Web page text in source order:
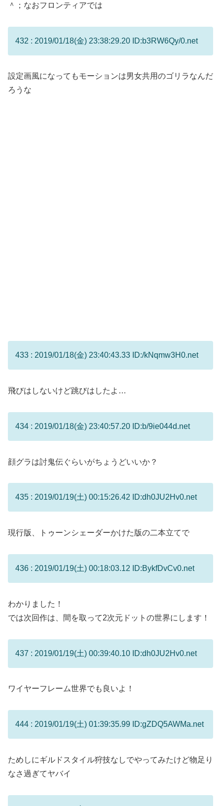
＾；なおフロンティアでは
432 : 2019/01/18(金) 23:38:29.20 ID:b3RW6Qy/0.net
設定画風になってもモーションは男女共用のゴリラなんだ
ろうな
433 : 2019/01/18(金) 23:40:43.33 ID:/kNqmw3H0.net
飛びはしないけど跳びはしたよ…
434 : 2019/01/18(金) 23:40:57.20 ID:b/9ie044d.net
顔グラは討鬼伝ぐらいがちょうどいいか？
435 : 2019/01/19(土) 00:15:26.42 ID:dh0JU2Hv0.net
現行版、トゥーンシェーダーかけた版の二本立てで
436 : 2019/01/19(土) 00:18:03.12 ID:BykfDvCv0.net
わかりました！
では次回作は、間を取って2次元ドットの世界にします！
437 : 2019/01/19(土) 00:39:40.10 ID:dh0JU2Hv0.net
ワイヤーフレーム世界でも良いよ！
444 : 2019/01/19(土) 01:39:35.99 ID:gZDQ5AWMa.net
ためしにギルドスタイル狩技なしでやってみたけど物足り
なさ過ぎてヤバイ